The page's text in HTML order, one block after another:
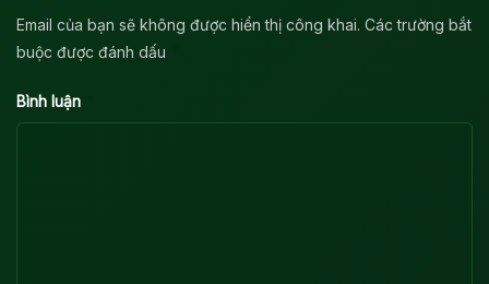
Email của bạn sẽ không được hiển thị công khai. Các trường bắt
buộc được đánh dấu
Bình luận